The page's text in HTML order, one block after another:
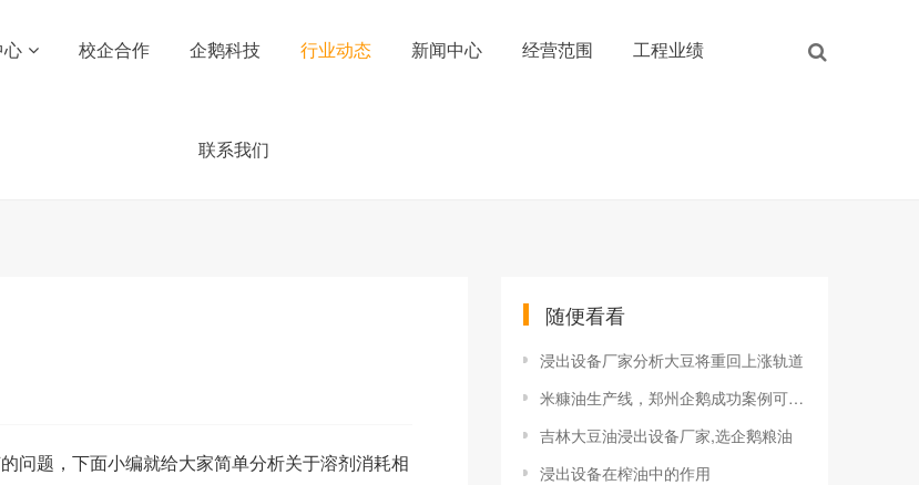
校企合作 企鹅科技 行业动态 新闻中心 经营范围 工程业绩
联系我们
问题，下面小编就给大家简单分析关于溶剂消耗相
随便看看
浸出设备厂家分析大豆将重回上涨轨道
米糠油生产线，郑州企鹅成功案例可考察
吉林大豆油浸出设备厂家,选企鹅粮油
浸出设备在榨油中的作用